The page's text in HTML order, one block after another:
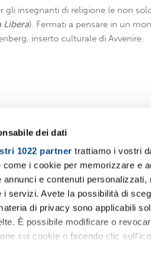
dei dati
1022 partner trattiamo i vostri
come i cookie per memorizzare e
annunci e contenuti
i servizi. Avete la possibilità di
di privacy sono applicabili
È possibile modificare o
sui cookie o facendo clic
gli insegnanti di religione (e non
Libera). Fermati a pensare in un
inserto culturale di Avvenire.